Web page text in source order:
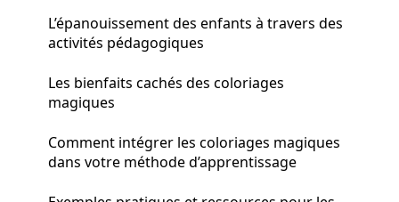
L’épanouissement des enfants à travers des
activités pédagogiques
Les bienfaits cachés des coloriages
magiques
Comment intégrer les coloriages magiques
dans votre méthode d’apprentissage